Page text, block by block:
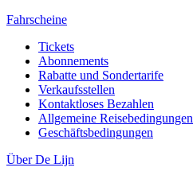
Fahrscheine
Tickets
Abonnements
Rabatte und Sondertarife
Verkaufsstellen
Kontaktloses Bezahlen
Allgemeine Reisebedingungen
Geschäftsbedingungen
Über De Lijn